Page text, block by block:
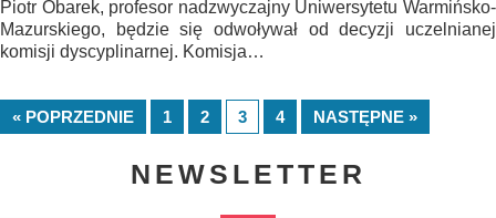
Piotr Obarek, profesor nadzwyczajny Uniwersytetu Warmińsko-
Mazurskiego, będzie się odwoływał od decyzji uczelnianej
komisji dyscyplinarnej. Komisja…
« POPRZEDNIE 1 2 3 4 NASTĘPNE »
NEWSLETTER